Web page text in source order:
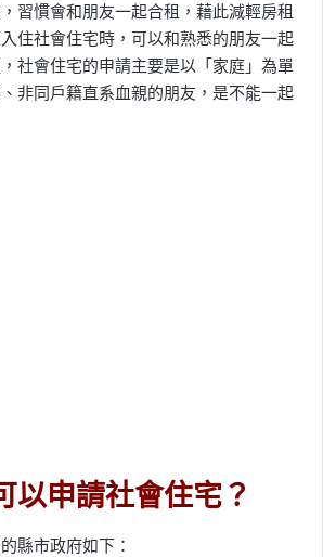
習慣會和朋友一起合租，藉此減輕房租
住社會住宅時，可以和熟悉的朋友一起
社會住宅的申請主要是以「家庭」為單
非同戶籍直系血親的朋友，是不能一起
以申請社會住宅？
縣市政府如下：